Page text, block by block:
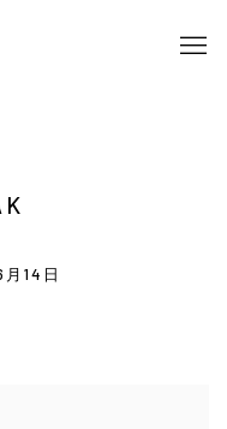
14日